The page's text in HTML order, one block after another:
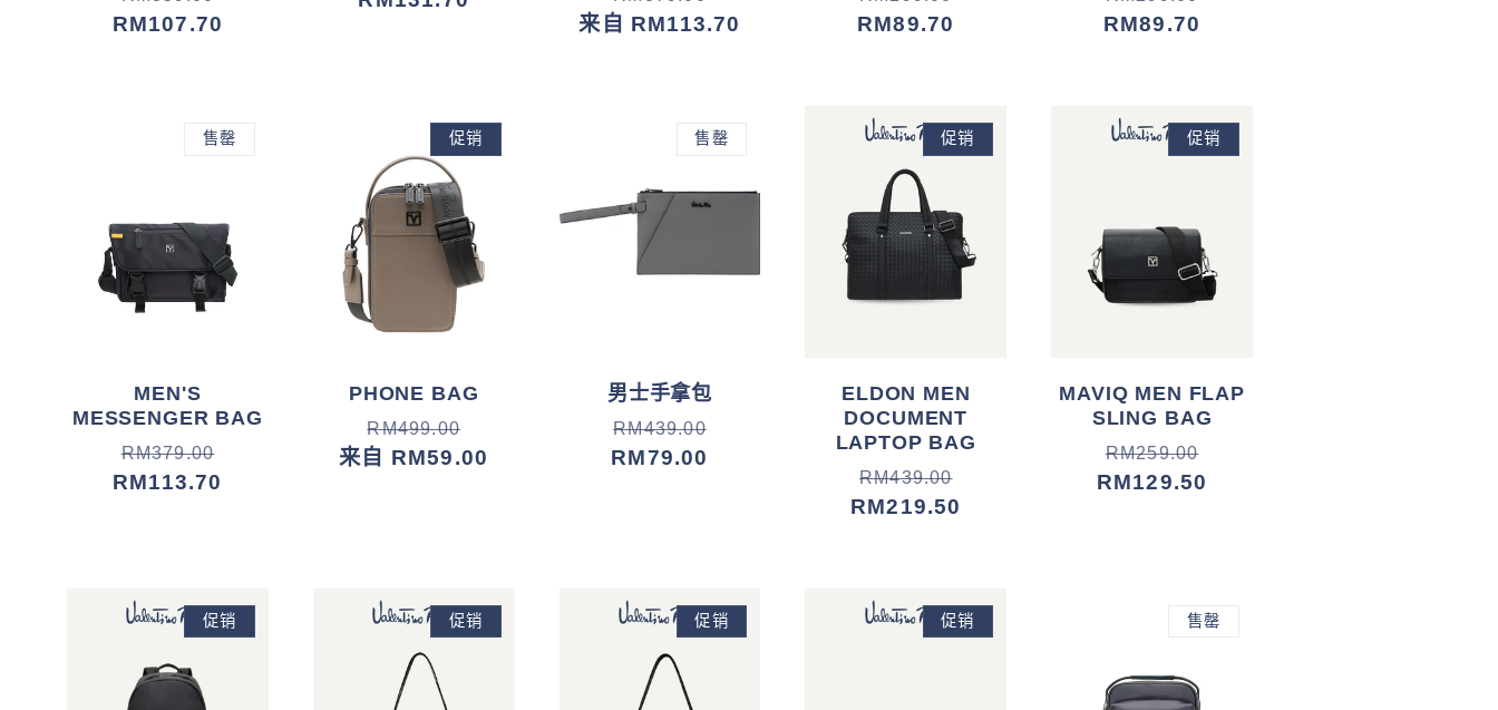
规
销
RM107.70
规
销
来自 RM113.70
规
销
RM89.70
规
销
RM89.70
售罄
MEN'S
MESSENGER BAG
常
规
RM379.00
促
销
RM113.70
促销
PHONE BAG
规
RM499.00
销
来自 RM59.00
售罄
男士手拿包
常
规
RM439.00
促
销
RM79.00
促销
ELDON MEN
DOCUMENT
LAPTOP BAG
常
规
RM439.00
促
销
RM219.50
促销
MAVIQ MEN FLAP
SLING BAG
常
规
RM259.00
促
销
RM129.50
促销 促销 促销 促销 售罄